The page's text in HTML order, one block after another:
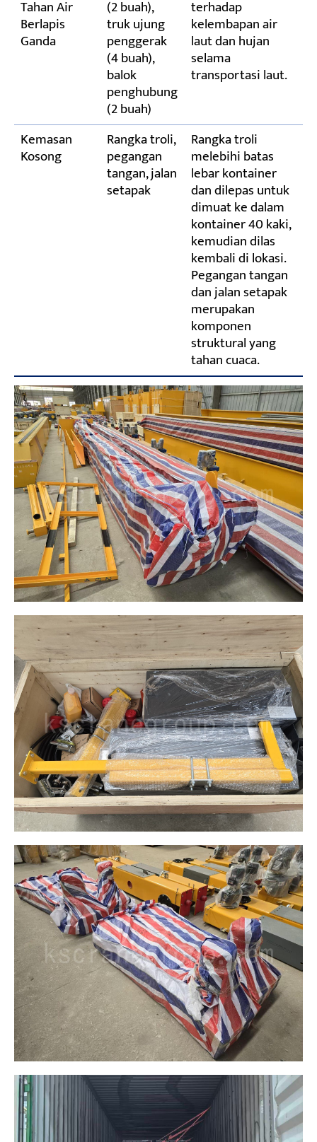
Tahan Air
Berlapis
Ganda
(2 buah),
truk ujung
penggerak
(4 buah),
balok
penghubung
(2 buah)
terhadap
kelembapan air
laut dan hujan
selama
transportasi laut.
Kemasan
Kosong
Rangka troli,
pegangan
tangan, jalan
setapak
Rangka troli
melebihi batas
lebar kontainer
dan dilepas untuk
dimuat ke dalam
kontainer 40 kaki,
kemudian dilas
kembali di lokasi.
Pegangan tangan
dan jalan setapak
merupakan
komponen
struktural yang
tahan cuaca.